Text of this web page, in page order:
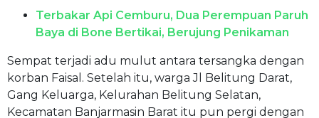
Terbakar Api Cemburu, Dua Perempuan Paruh
Baya di Bone Bertikai, Berujung Penikaman
Sempat terjadi adu mulut antara tersangka dengan
korban Faisal. Setelah itu, warga Jl Belitung Darat,
Gang Keluarga, Kelurahan Belitung Selatan,
Kecamatan Banjarmasin Barat itu pun pergi dengan